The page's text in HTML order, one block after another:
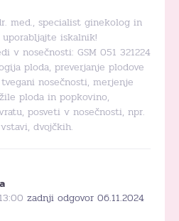
med., specialist ginekolog in
iskalnik!
v nosečnosti: GSM 051 321224
ploda, preverjanje plodove
nosečnosti, merjenje
ploda in popkovino,
posveti v nosečnosti, npr.
dvojčkih.
zadnji odgovor 06.11.2024